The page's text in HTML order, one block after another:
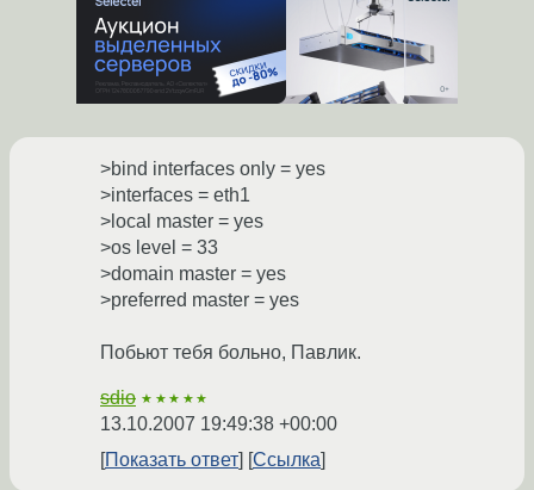
>bind interfaces only = yes
>interfaces = eth1
>local master = yes
>os level = 33
>domain master = yes
>preferred master = yes
Побьют тебя больно, Павлик.
sdio ★★★★★
13.10.2007 19:49:38 +00:00
Показать ответ
Ссылка